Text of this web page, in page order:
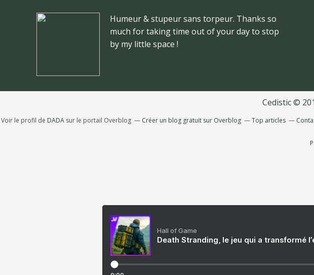
Humeur & stupeur sans torpeur. Thanks so
much for taking time out of your day to stop
by my little space !
Cedistic ©
Voir le profil de DADA sur le portail Overblog Créer un blog gratuit sur Overblog Top articles
Hall of Game
Death Stranding, le jeu qui a transformé